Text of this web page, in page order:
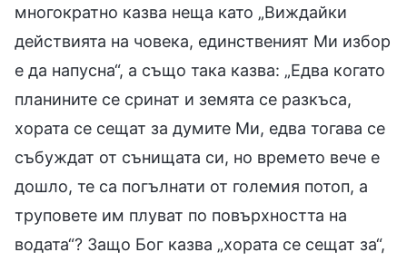
многократно казва неща като „Виждайки
действията на човека, единственият Ми избор
е да напусна“, а също така казва: „Едва когато
планините се сринат и земята се разкъса,
хората се сещат за думите Ми, едва тогава се
събуждат от сънищата си, но времето вече е
дошло, те са погълнати от големия потоп, а
труповете им плуват по повърхността на
водата“? Защо Бог казва „хората се сещат за“,